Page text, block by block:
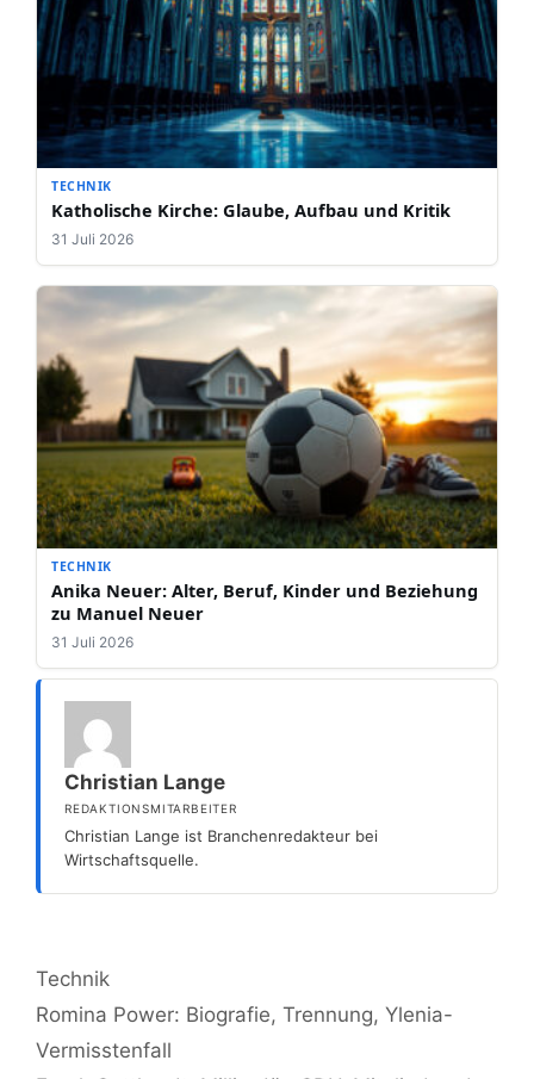
TECHNIK
Katholische Kirche: Glaube, Aufbau und Kritik
31 Juli 2026
TECHNIK
Anika Neuer: Alter, Beruf, Kinder und Beziehung
zu Manuel Neuer
31 Juli 2026
Christian Lange
REDAKTIONSMITARBEITER
Christian Lange ist Branchenredakteur bei
Wirtschaftsquelle.
Kategorien
Technik
Romina Power: Biografie, Trennung, Ylenia-
Vermisstenfall